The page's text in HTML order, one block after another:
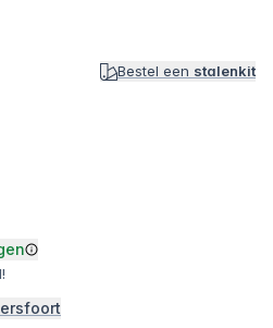
Bestel een stalenkit